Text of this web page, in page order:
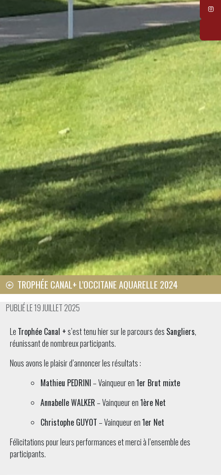
TROPHÉE CANAL+ L'OCCITANE AQUARELLE 2024
PUBLIÉ LE 19 JUILLET 2025
Le Trophée Canal +s’est tenu hier sur le parcours des Sangliers,
réunissant de nombreux participants.
Nous avons le plaisir d’annoncer les résultats :
Mathieu PEDRINI – Vainqueur en1er Brut mixte
Annabelle WALKER – Vainqueur en1ère Net
Christophe GUYOT – Vainqueur en1er Net
Félicitations pour leurs performances et merci à l’ensemble des
participants.